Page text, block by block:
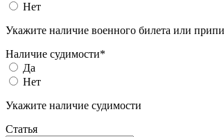
Нет
Укажите наличие военного билета или
Наличие судимости*
Да
Нет
Укажите наличие судимости
Статья